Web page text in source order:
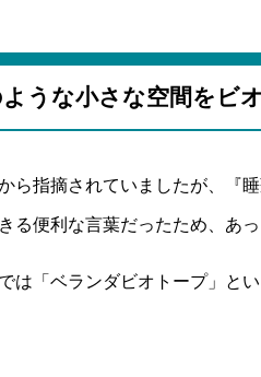
ような小さな空間をビ
ら指摘されていましたが、『
る便利な言葉だったため、あ
は「ベランダビオトープ」と